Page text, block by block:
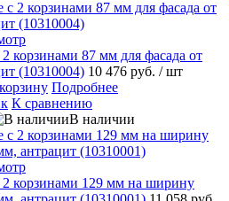
корзинами 87 мм для фасада от
(10310004) 10 476 руб. / шт
Подробнее
К сравнению
В наличии
2 корзинами 129 мм на ширину